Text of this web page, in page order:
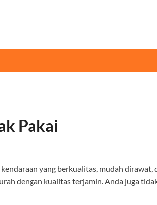
Pakai
yang berkualitas, mudah dirawat,
dengan kualitas terjamin. Anda juga